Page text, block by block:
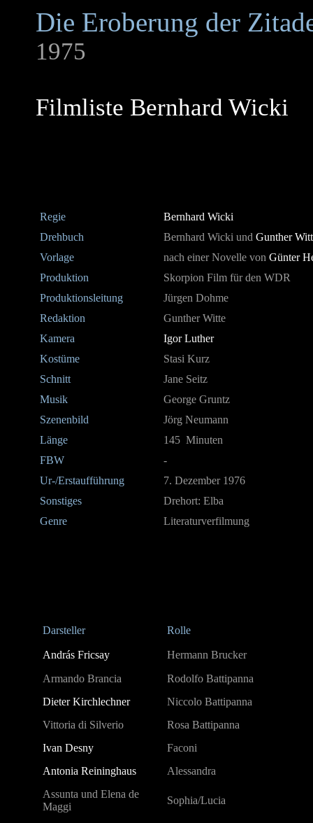
Die Eroberung der
1975
Filmliste Bernhard Wicki
Regie
Bernhard Wicki
Drehbuch
Bernhard Wicki und Gunther
Vorlage
nach einer Novelle von Günter
Produktion
Skorpion Film für den WDR
Produktionsleitung
Jürgen Dohme
Redaktion
Gunther Witte
Kamera
Igor Luther
Kostüme
Stasi Kurz
Schnitt
Jane Seitz
Musik
George Gruntz
Szenenbild
Jörg Neumann
Länge
145 Minuten
FBW
-
Ur-/Erstaufführung
7. Dezember 1976
Sonstiges
Drehort: Elba
Genre
Literaturverfilmung
Darsteller Rolle
András Fricsay
Hermann Brucker
Armando Brancia
Rodolfo Battipanna
Dieter Kirchlechner
Niccolo Battipanna
Vittoria di Silverio
Rosa Battipanna
Ivan Desny
Faconi
Antonia Reininghaus
Alessandra
Assunta und Elena de
Maggi
Sophia/Lucia